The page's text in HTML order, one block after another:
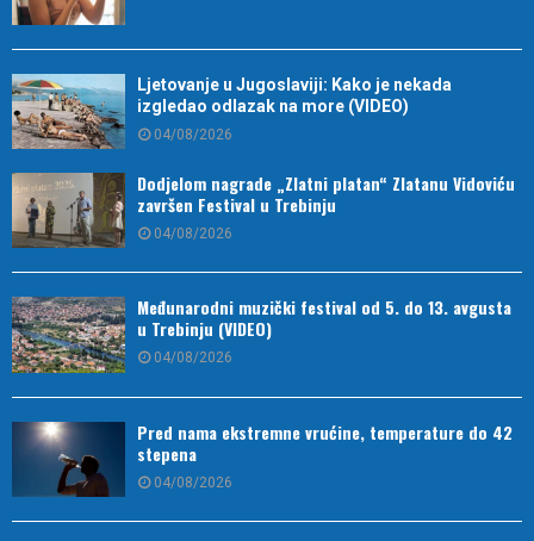
Ljetovanje u Jugoslaviji: Kako je nekada
izgledao odlazak na more (VIDEO)
04/08/2026
Dodjelom nagrade „Zlatni platan“ Zlatanu Vidoviću
završen Festival u Trebinju
04/08/2026
Međunarodni muzički festival od 5. do 13. avgusta
u Trebinju (VIDEO)
04/08/2026
Pred nama ekstremne vrućine, temperature do 42
stepena
04/08/2026